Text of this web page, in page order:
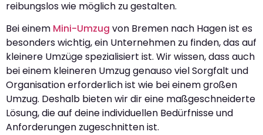
reibungslos wie möglich zu gestalten.
Bei einem Mini-Umzug von Bremen nach Hagen ist es
besonders wichtig, ein Unternehmen zu finden, das auf
kleinere Umzüge spezialisiert ist. Wir wissen, dass auch
bei einem kleineren Umzug genauso viel Sorgfalt und
Organisation erforderlich ist wie bei einem großen
Umzug. Deshalb bieten wir dir eine maßgeschneiderte
Lösung, die auf deine individuellen Bedürfnisse und
Anforderungen zugeschnitten ist.